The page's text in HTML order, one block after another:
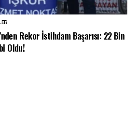
Rekor İstihdam Başarısı: 22 Bin
Oldu!